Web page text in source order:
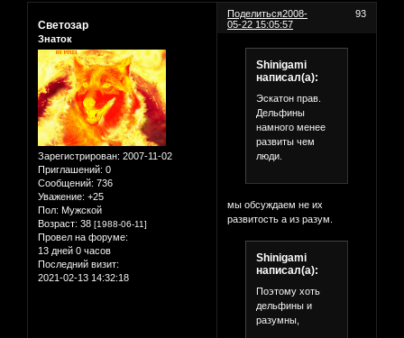
Поделиться 93
2008-
05-22 15:05:57
Светозар
Знаток
Зарегистрирован: 2007-11-02
Приглашений: 0
Сообщений: 736
Уважение: +25
Пол: Мужской
Возраст: 38 [1988-06-11]
Провел на форуме:
13 дней 0 часов
Последний визит:
2021-02-13 14:32:18
Shinigami
написал(а):
Эскатон прав.
Дельфины
намного менее
развиты чем
люди.
мы обсуждаем не их
развитость а из разум.
Shinigami
написал(а):
Поэтому хоть
дельфины и
разумны,